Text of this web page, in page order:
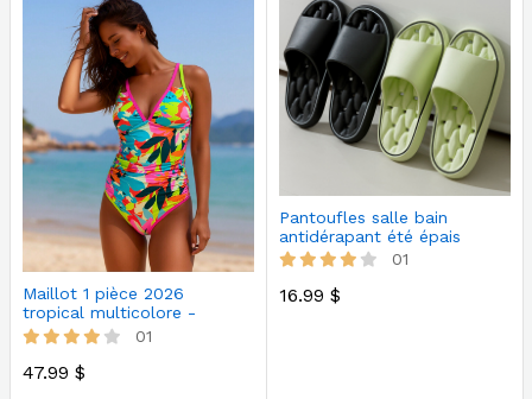
Maillot 1 pièce 2026
tropical multicolore -
Lisère ros…
01
47.99 $
Pantoufles salle bain
antidérapant été épais
01
16.99 $